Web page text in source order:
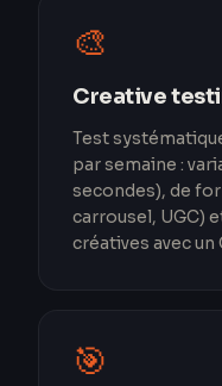
🎨
Creative
Test
par semaine :
secondes), de
carrousel, UGC)
créatives avec un
🎯